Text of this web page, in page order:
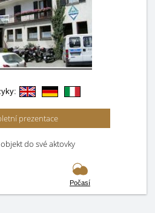
prezentace
do své aktovky
Počasí